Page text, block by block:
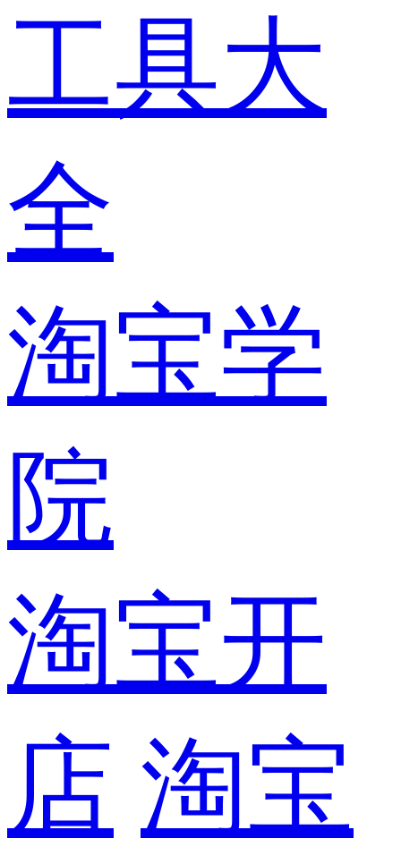
工具大
全
淘宝学
院
淘宝开
店 淘宝